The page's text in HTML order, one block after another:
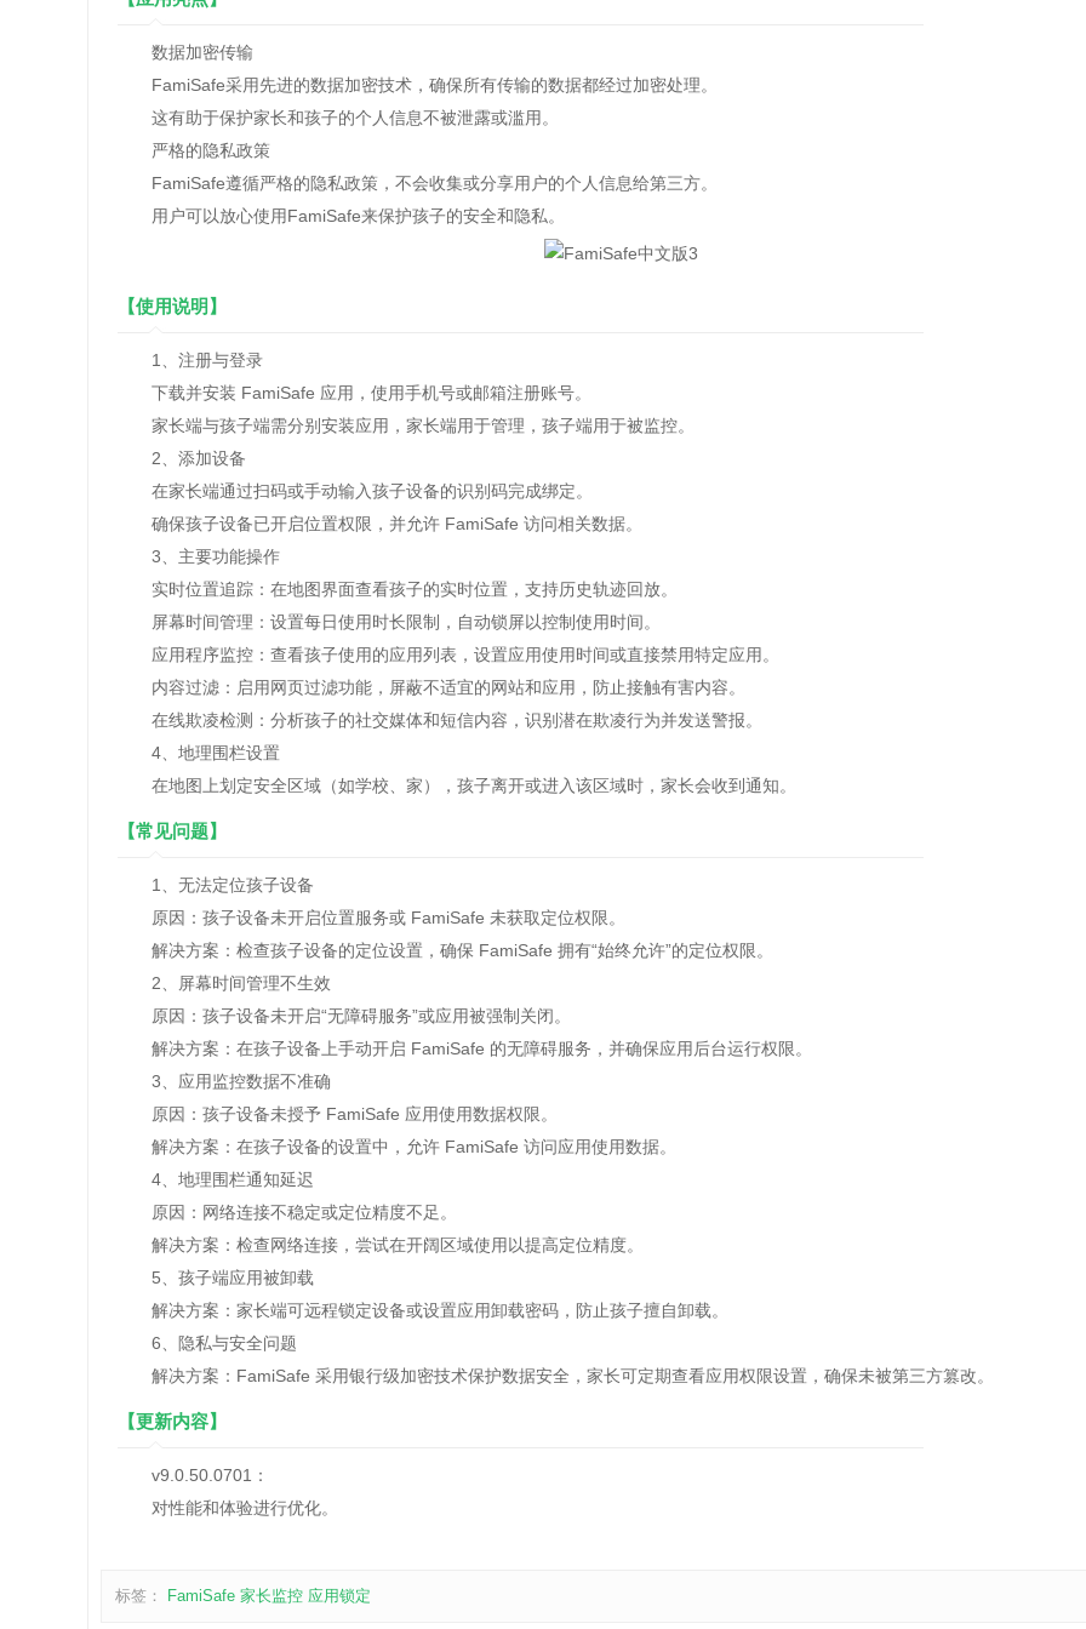
数据加密传输
FamiSafe采用先进的数据加密技术，确保所有传输的数据都经过加密处理。
这有助于保护家长和孩子的个人信息不被泄露或滥用。
严格的隐私政策
FamiSafe遵循严格的隐私政策，不会收集或分享用户的个人信息给第三方。
用户可以放心使用FamiSafe来保护孩子的安全和隐私。
【使用说明】
1、注册与登录
下载并安装 FamiSafe 应用，使用手机号或邮箱注册账号。
家长端与孩子端需分别安装应用，家长端用于管理，孩子端用于被监控。
2、添加设备
在家长端通过扫码或手动输入孩子设备的识别码完成绑定。
确保孩子设备已开启位置权限，并允许 FamiSafe 访问相关数据。
3、主要功能操作
实时位置追踪：在地图界面查看孩子的实时位置，支持历史轨迹回放。
屏幕时间管理：设置每日使用时长限制，自动锁屏以控制使用时间。
应用程序监控：查看孩子使用的应用列表，设置应用使用时间或直接禁用特定应用。
内容过滤：启用网页过滤功能，屏蔽不适宜的网站和应用，防止接触有害内容。
在线欺凌检测：分析孩子的社交媒体和短信内容，识别潜在欺凌行为并发送警报。
4、地理围栏设置
在地图上划定安全区域（如学校、家），孩子离开或进入该区域时，家长会收到通知。
【常见问题】
1、无法定位孩子设备
原因：孩子设备未开启位置服务或 FamiSafe 未获取定位权限。
解决方案：检查孩子设备的定位设置，确保 FamiSafe 拥有“始终允许”的定位权限。
2、屏幕时间管理不生效
原因：孩子设备未开启“无障碍服务”或应用被强制关闭。
解决方案：在孩子设备上手动开启 FamiSafe 的无障碍服务，并确保应用后台运行权限。
3、应用监控数据不准确
原因：孩子设备未授予 FamiSafe 应用使用数据权限。
解决方案：在孩子设备的设置中，允许 FamiSafe 访问应用使用数据。
4、地理围栏通知延迟
原因：网络连接不稳定或定位精度不足。
解决方案：检查网络连接，尝试在开阔区域使用以提高定位精度。
5、孩子端应用被卸载
解决方案：家长端可远程锁定设备或设置应用卸载密码，防止孩子擅自卸载。
6、隐私与安全问题
解决方案：FamiSafe 采用银行级加密技术保护数据安全，家长可定期查看应用权限设置，确保未被第三方篡改。
【更新内容】
v9.0.50.0701：
对性能和体验进行优化。
标签： FamiSafe 家长监控 应用锁定